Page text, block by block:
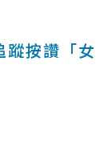
蹤按讚「女